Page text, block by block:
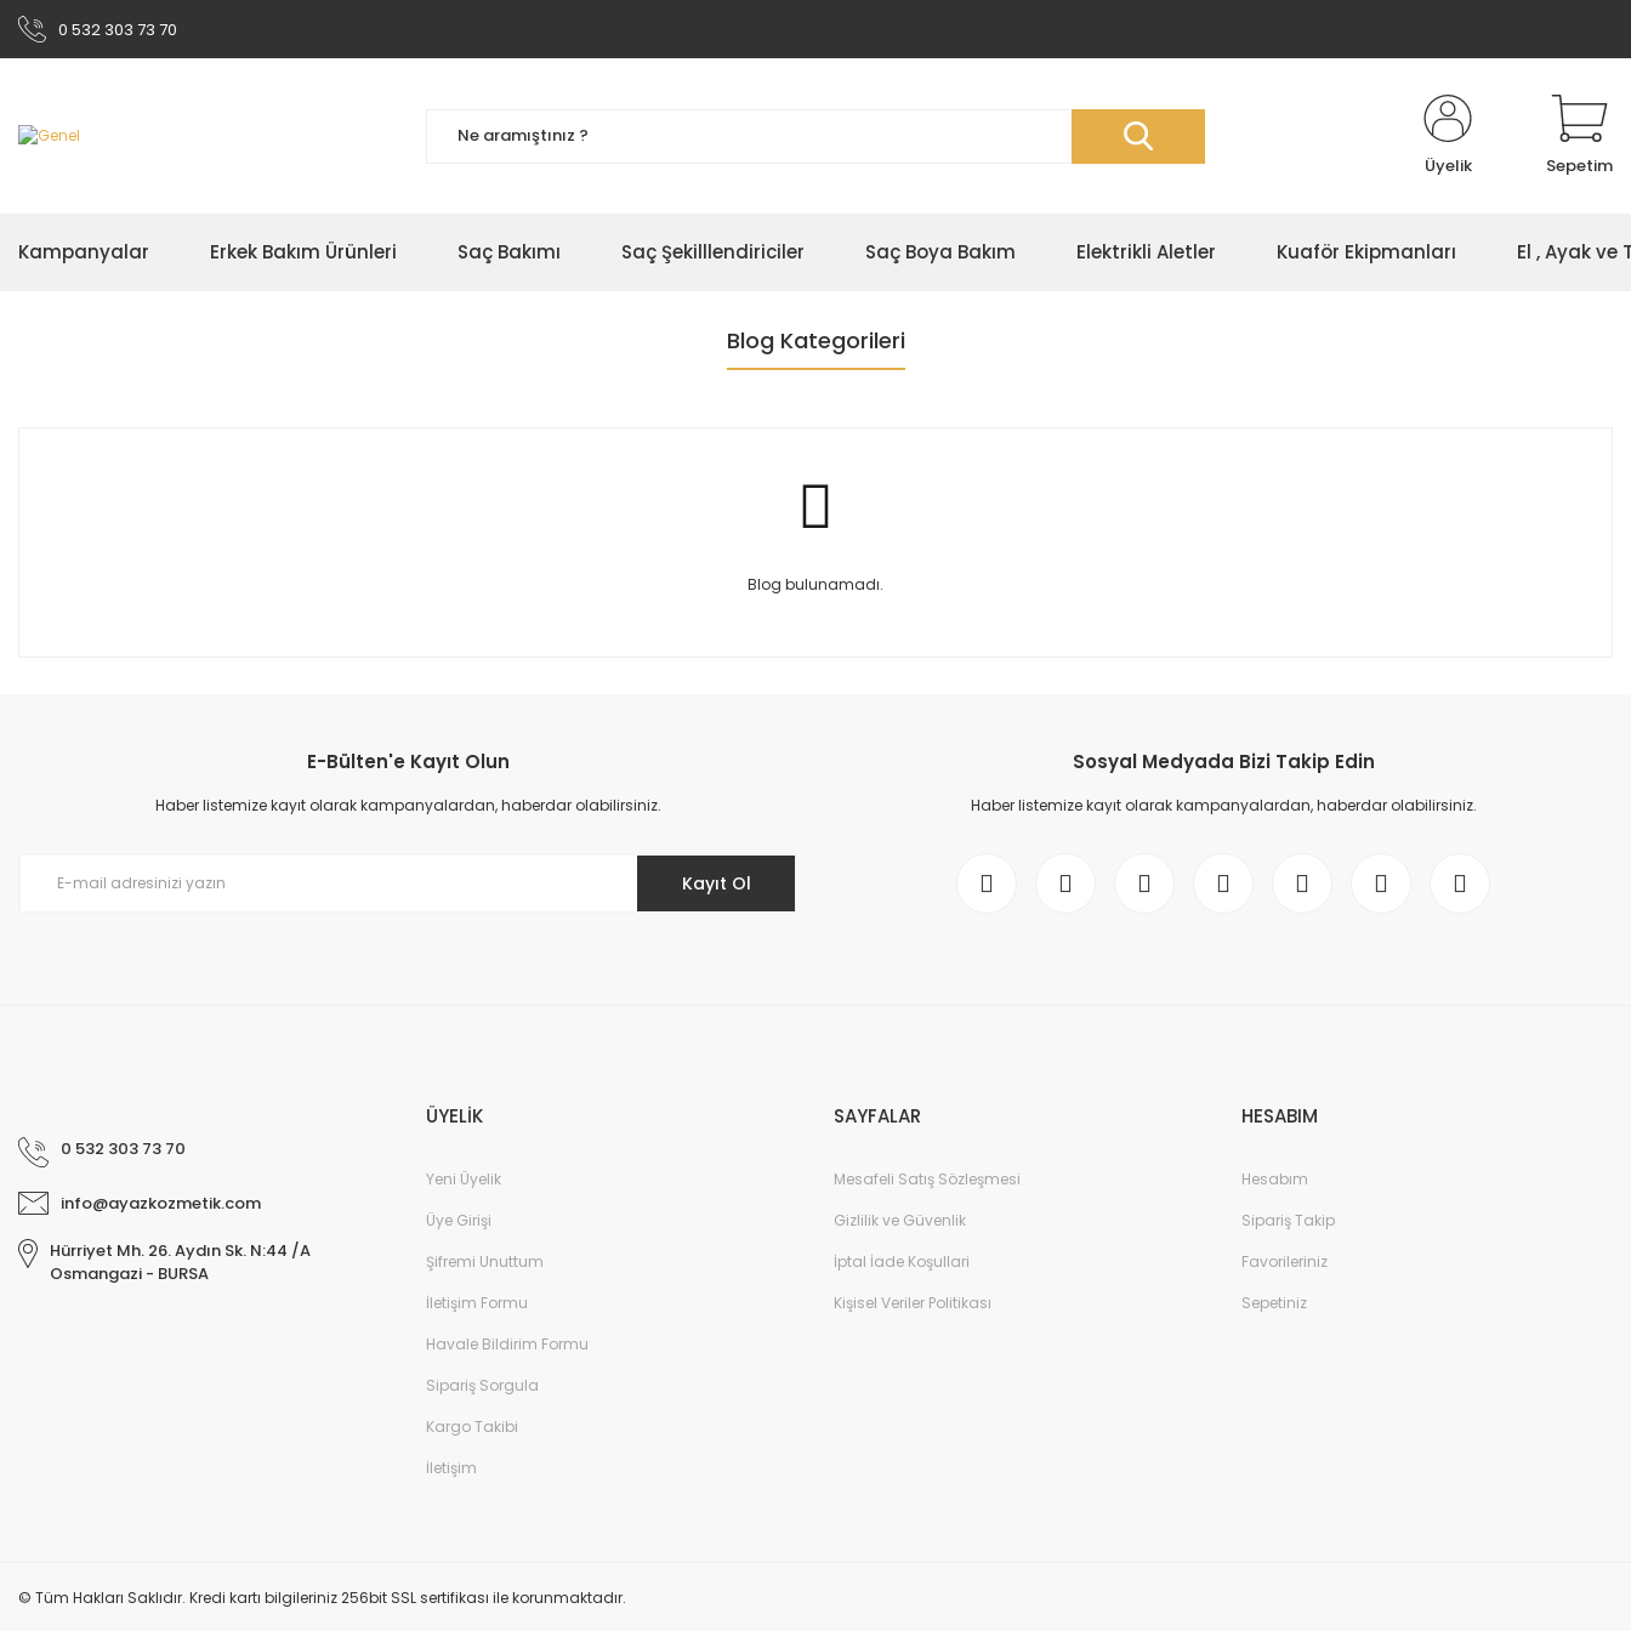
0 532 303 73 70
Üyelik Sepetim
Kampanyalar Erkek Bakım Ürünleri Saç Bakımı Saç Şekilllendiriciler Saç Boya Bakım Elektrikli Aletler Kuaför Ekipmanları El , Ayak ve
Blog Kategorileri
Blog bulunamadı.
E-Bülten'e Kayıt Olun
Haber listemize kayıt olarak kampanyalardan, haberdar olabilirsiniz.
Kayıt Ol
Sosyal Medyada Bizi Takip Edin
Haber listemize kayıt olarak kampanyalardan, haberdar olabilirsiniz.
0 532 303 73 70
info@ayazkozmetik.com
Hürriyet Mh. 26. Aydın Sk. N:44 /A
Osmangazi - BURSA
ÜYELİK
Yeni Üyelik
Üye Girişi
Şifremi Unuttum
İletişim Formu
Havale Bildirim Formu
Sipariş Sorgula
Kargo Takibi
İletişim
SAYFALAR
Mesafeli Satış Sözleşmesi
Gizlilik ve Güvenlik
İptal İade Koşullari
Kişisel Veriler Politikası
HESABIM
Hesabım
Sipariş Takip
Favorileriniz
Sepetiniz
© Tüm Hakları Saklıdır. Kredi kartı bilgileriniz 256bit SSL sertifikası ile korunmaktadır.